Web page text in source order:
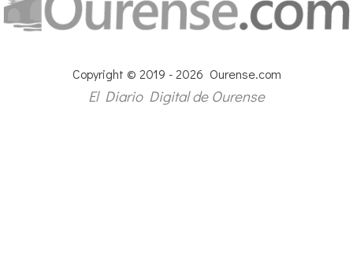
Copyright © 2019 - 2026 Ourense.com
El Diario Digital de Ourense